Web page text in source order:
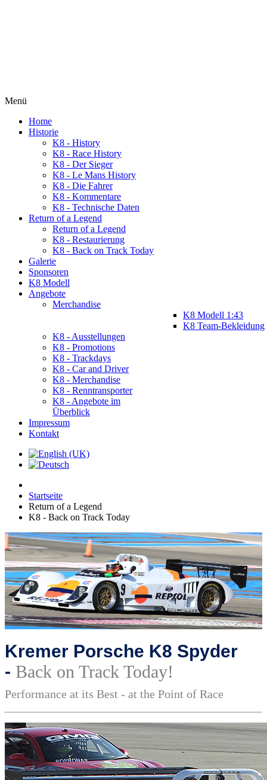
Menü
Home
Historie
K8 - History
K8 - Race History
K8 - Der Sieger
K8 - Le Mans History
K8 - Die Fahrer
K8 - Kommentare
K8 - Technische Daten
Return of a Legend
Return of a Legend
K8 - Restaurierung
K8 - Back on Track Today
Galerie
Sponsoren
K8 Modell
Angebote
Merchandise
K8 Modell 1:43
K8 Team-Bekleidung
K8 - Ausstellungen
K8 - Promotions
K8 - Trackdays
K8 - Car and Driver
K8 - Merchandise
K8 - Renntransporter
K8 - Angebote im
Überblick
Impressum
Kontakt
Startseite
Return of a Legend
K8 - Back on Track Today
Kremer Porsche K8 Spyder
- Back on Track Today!
Performance at its Best - at the Point of Race